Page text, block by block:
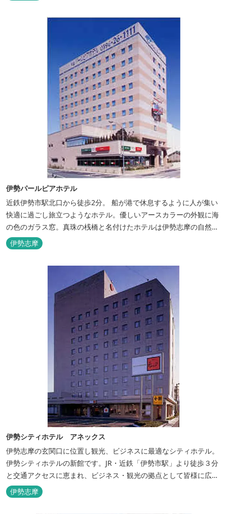
伊勢パールピアホテル
近鉄伊勢市駅北口から徒歩2分。 船が港で休息するように人が集い
快適に過ごし旅立つようなホテル。優しいアースカラーの外観に海
の色のガラス窓。真珠の桟橋と名付けたホテルは伊勢志摩の自然保
護への思いか省エネルギーへの工夫と設備を備えています。 和食・
イタリアンレストランがございます。 また、宿泊のお客様は途中出
伊勢志摩
伊勢シティホテル アネックス
伊勢志摩の玄関口に位置し観光、ビジネスに最適なシティホテル。
伊勢シティホテルの新館です。JR・近鉄「伊勢市駅」より徒歩３分
と交通アクセスに恵まれ、ビジネス・観光の拠点として皆様に広く
ご利用いただいております。１階には、しゃぶしゃぶと日本料理の
「伊勢みやび」があります。
伊勢志摩